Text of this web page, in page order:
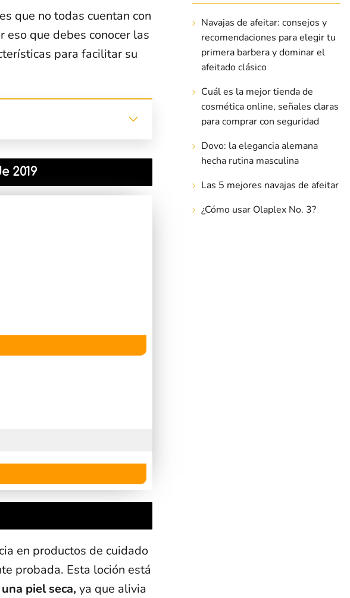
que no todas cuentan con
eso que debes conocer las
para facilitar su
2019
en productos de cuidado
probada. Esta loción está
piel seca, ya que alivia
Navajas de afeitar: consejos y
recomendaciones para elegir tu
primera barbera y dominar el
afeitado clásico
Cuál es la mejor tienda de
cosmética online, señales claras
para comprar con seguridad
Dovo: la elegancia alemana
hecha rutina masculina
Las 5 mejores navajas de afeitar
¿Cómo usar Olaplex No. 3?